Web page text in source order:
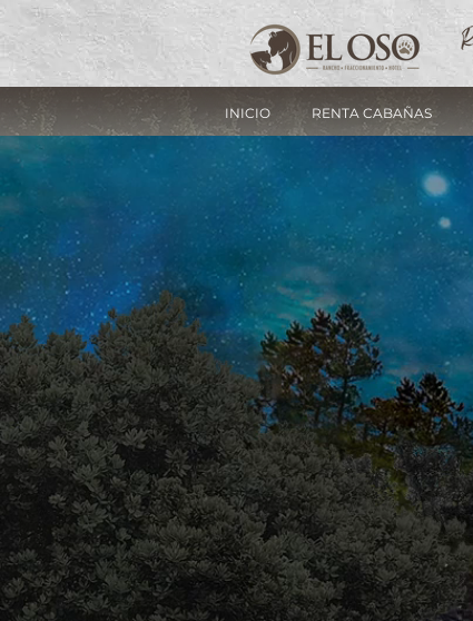
INICIO RENTA CABAÑAS